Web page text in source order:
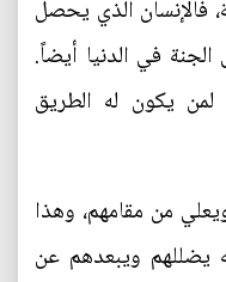
فالإنسان الذي يحصل
في الدنيا أيضاً.
لمن يكون له الطريق
من مقامهم، وهذا
يضللهم ويبعدهم عن